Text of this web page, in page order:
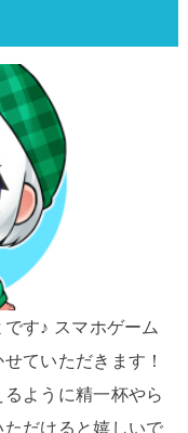
す♪ スマホゲーム
ていただきます！
ように精一杯やら
だけると嬉しいで